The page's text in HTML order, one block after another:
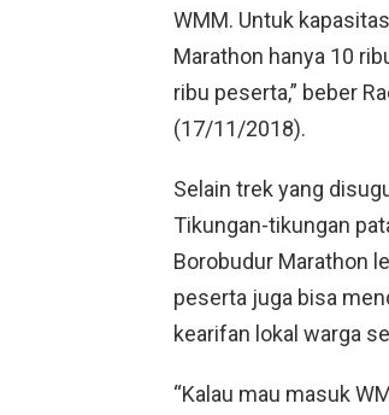
WMM. Untuk
Marathon hanya 10
ribu peserta,” beber
(17/11/2018).
Selain trek yang
Tikungan-tikungan
Borobudur Marathon
peserta juga bisa
kearifan lokal warga
“Kalau mau masuk